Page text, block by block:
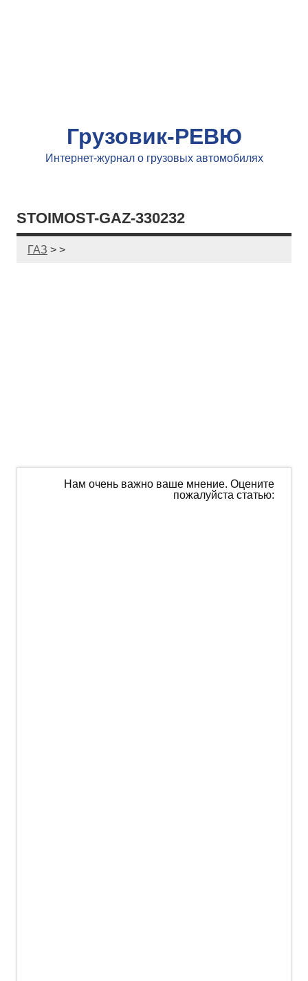
Грузовик-РЕВЮ
Интернет-журнал о грузовых автомобилях
STOIMOST-GAZ-330232
ГАЗ > >
Нам очень важно ваше мнение. Оцените
пожалуйста статью: